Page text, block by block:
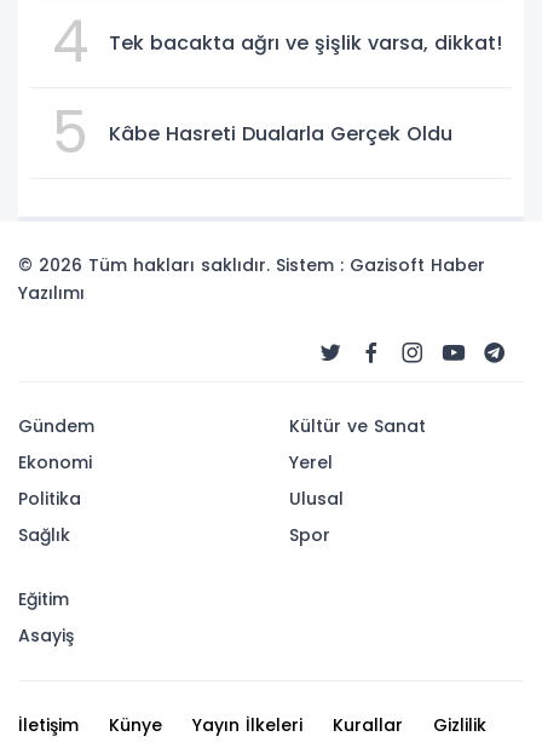
4 Tek bacakta ağrı ve şişlik varsa, dikkat!
5 Kâbe Hasreti Dualarla Gerçek Oldu
© 2026 Tüm hakları saklıdır. Sistem : Gazisoft Haber
Yazılımı
Gündem
Ekonomi
Politika
Sağlık
Kültür ve Sanat
Yerel
Ulusal
Spor
Eğitim
Asayiş
İletişim Künye Yayın İlkeleri Kurallar
Gizlilik